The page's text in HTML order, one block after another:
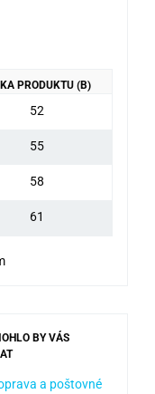
PRODUKTU (B)
52
55
58
61
BY VÁS
a poštovné